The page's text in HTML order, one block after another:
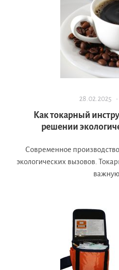
28.02.2025 ·
Как токарный
решении
Современное
экологических вызовов.